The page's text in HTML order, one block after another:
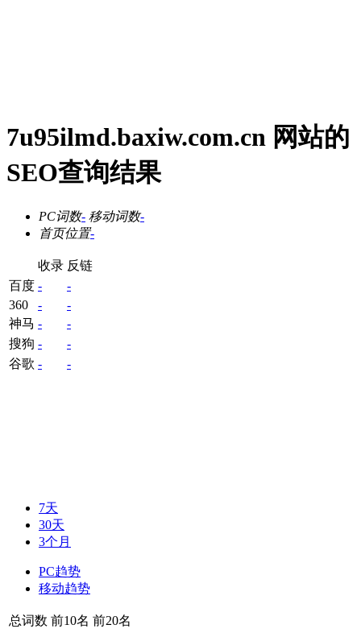
7u95ilmd.baxiw.com.cn 网站的
SEO查询结果
PC词数- 移动词数-
首页位置-
收录 反链
百度 -
-
360
-
-
神马 -
-
搜狗 -
-
谷歌 - -
7天
30天
3个月
PC趋势
移动趋势
总词数 前10名 前20名